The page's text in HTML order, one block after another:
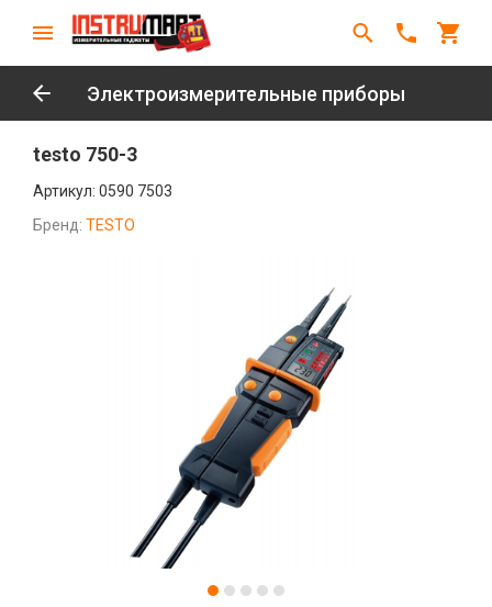
Электроизмерительные приборы
testo 750-3
Артикул: 0590 7503
Бренд: TESTO